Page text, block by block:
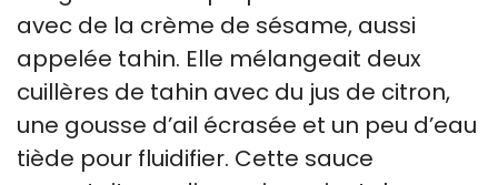
avec de la crème de sésame, aussi
appelée tahin. Elle mélangeait deux
cuillères de tahin avec du jus de citron,
une gousse d’ail écrasée et un peu d’eau
tiède pour fluidifier. Cette sauce